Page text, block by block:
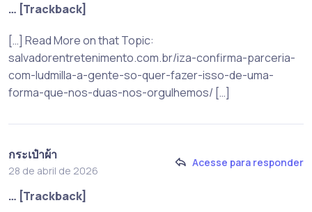
… [Trackback]
[…] Read More on that Topic:
salvadorentretenimento.com.br/iza-confirma-parceria-
com-ludmilla-a-gente-so-quer-fazer-isso-de-uma-
forma-que-nos-duas-nos-orgulhemos/ […]
กระเป๋าผ้า
28 de abril de 2026
Acesse para responder
… [Trackback]